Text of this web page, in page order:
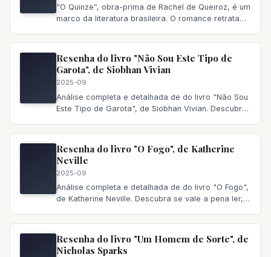
“O Quinze”, obra-prima de Rachel de Queiroz, é um
marco da literatura brasileira. O romance retrata
Resenha do livro "Não Sou Este Tipo de
Garota", de Siobhan Vivian
2025-09
Análise completa e detalhada de do livro "Não Sou
Este Tipo de Garota", de Siobhan Vivian. Descubra
Resenha do livro "O Fogo", de Katherine
Neville
2025-09
Análise completa e detalhada de do livro "O Fogo",
de Katherine Neville. Descubra se vale a pena ler,
Resenha do livro "Um Homem de Sorte", de
Nicholas Sparks